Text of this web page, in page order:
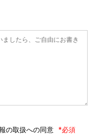
の取扱への同意 *必須